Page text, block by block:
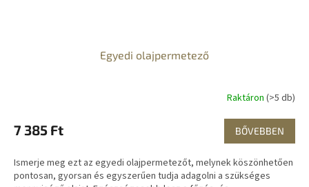
Egyedi olajpermetező
Raktáron (>5 db)
7 385 Ft BŐVEBBEN
Ismerje meg ezt az egyedi olajpermetezőt, melynek köszönhetően
pontosan, gyorsan és egyszerűen tudja adagolni a szükséges